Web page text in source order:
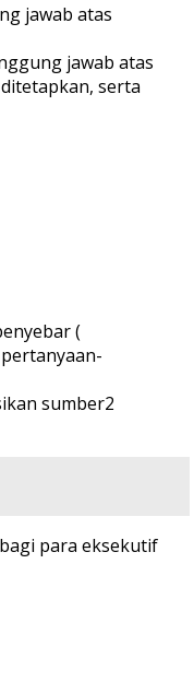
jawab atas
jawab atas
serta
(
sumber2
para eksekutif